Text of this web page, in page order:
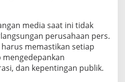
media saat ini tidak
perusahaan pers.
memastikan setiap
dan kepentingan publik.